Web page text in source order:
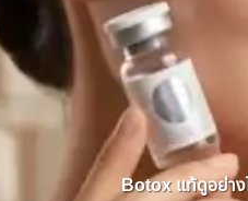
Botox แท้ดูอย่าง